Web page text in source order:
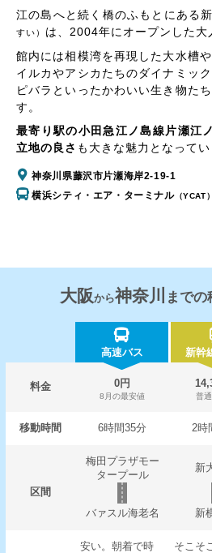
江の島へと続く橋のふもとにある
すい） は、2004年にオープンした大
館内には相模湾を再現した大水槽
イルカやアシカたちのダイナミッ
ピバラといったかわいい生き物た
す。
最寄り駅の小田急江ノ島線片瀬江
立地の良さ も大きな魅力となってい
神奈川県藤沢市片瀬海岸2-19-1
横浜シティ・エア・ターミナル（YCAT
大阪から神奈川 までの
高速バス 新幹
料金 0円
8月の最安値 普
移動時間 6時間35分 2時
区間
梅田プラザモー
タープール
新
バァスル海老名 新
安い。朝着で時
そこそ